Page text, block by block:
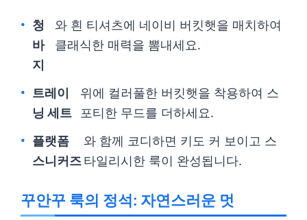
청
바
지
와 흰 티셔츠에 네이비 버킷햇을 매치하여
클래식한 매력을 뽐내세요.
트레이
닝 세트
위에 컬러풀한 버킷햇을 착용하여 스
포티한 무드를 더하세요.
플랫폼
스니커즈
와 함께 코디하면 키도 커 보이고 스
타일리시한 룩이 완성됩니다.
꾸안꾸 룩의 정석: 자연스러운 멋